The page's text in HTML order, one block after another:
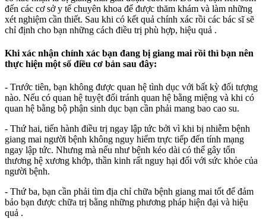
đến các cơ sở y tế chuyên khoa để được thăm khám và làm những
xét nghiệm cần thiết. Sau khi có kết quả chính xác rồi các bác sĩ sẽ
chỉ định cho bạn những cách điều trị phù hợp, hiệu quả .
Khi xác nhận chính xác bạn đang bị giang mai rồi thì bạn nên
thực hiện một số điều cơ bản sau đây:
- Trước tiên, bạn không được quan hệ tình dục với bất kỳ đối tượng
nào. Nếu có quan hệ tuyệt đối tránh quan hệ bằng miệng và khi có
quan hệ bằng bộ phận sinh dục bạn cần phải mang bao cao su.
- Thứ hai, tiến hành điều trị ngay lập tức bởi vì khi bị nhiễm bệnh
giang mai người bệnh không nguy hiểm trực tiếp đến tính mạng
ngay lập tức. Nhưng mà nếu như bệnh kéo dài có thể gây tổn
thương hệ xương khớp, thần kinh rất nguy hại đối với sức khỏe của
người bệnh.
- Thứ ba, bạn cần phải tìm địa chỉ chữa bệnh giang mai tốt để đảm
bảo bạn được chữa trị bằng những phương pháp hiện đại và hiệu
quả .